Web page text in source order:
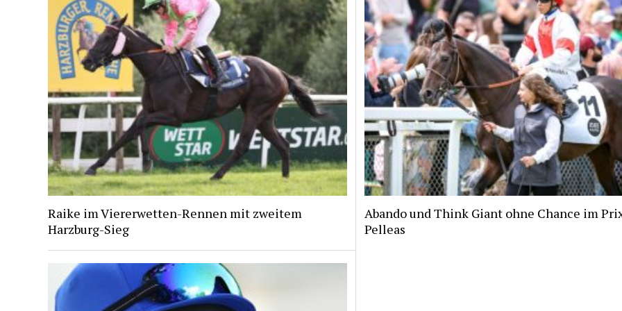
Raike im Viererwetten-Rennen mit zweitem
Harzburg-Sieg
Abando und Think Giant ohne Chance im
Pelleas